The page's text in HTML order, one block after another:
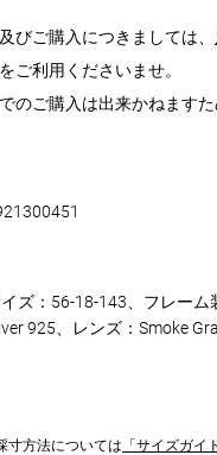
びご購入につきましては、
をご利用くださいませ。
のご購入は出来かねます
ズ：56-18-143、フレーム
925、レンズ：Smoke
寸方法については 「サイズガイ